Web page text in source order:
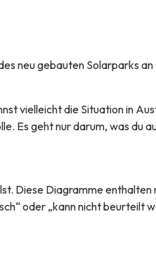
neu gebauten Solarparks an
vielleicht die Situation in
Es geht nur darum, was du
Diese Diagramme
oder „kann nicht beurteilt